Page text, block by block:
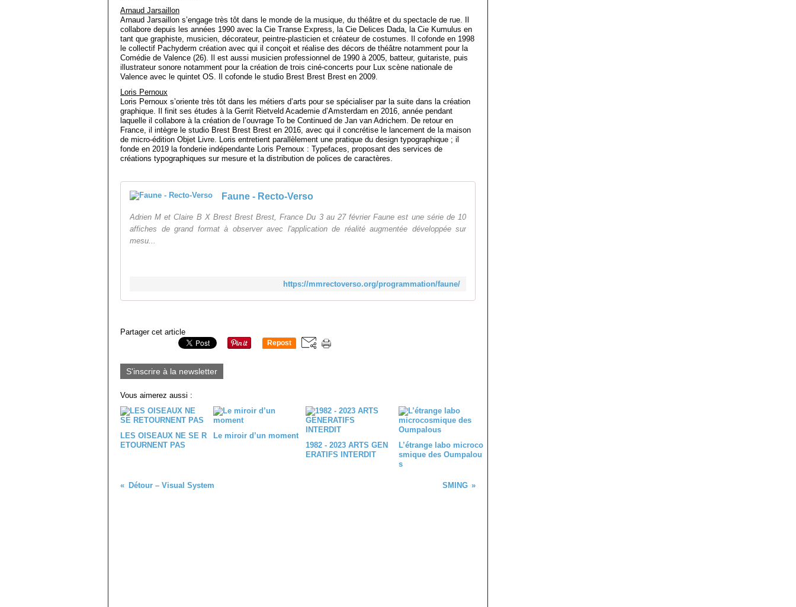
Arnaud Jarsaillon
Arnaud Jarsaillon s’engage très tôt dans le monde de la musique, du théâtre et du spectacle de rue. Il
collabore depuis les années 1990 avec la Cie Transe Express, la Cie Delices Dada, la Cie Kumulus en
tant que graphiste, musicien, décorateur, peintre-plasticien et créateur de costumes. Il cofonde en 1998
le collectif Pachyderm création avec qui il conçoit et réalise des décors de théâtre notamment pour la
Comédie de Valence (26). Il est aussi musicien professionnel de 1990 à 2005, batteur, guitariste, puis
illustrateur sonore notamment pour la création de trois ciné-concerts pour Lux scène nationale de
Valence avec le quintet OS. Il cofonde le studio Brest Brest Brest en 2009.
Loris Pernoux
Loris Pernoux s’oriente très tôt dans les métiers d’arts pour se spécialiser par la suite dans la création
graphique. Il finit ses études à la Gerrit Rietveld Academie d’Amsterdam en 2016, année pendant
laquelle il collabore à la création de l’ouvrage To be Continued de Jan van Adrichem. De retour en
France, il intègre le studio Brest Brest Brest en 2016, avec qui il concrétise le lancement de la maison
de micro-édition Objet Livre. Loris entretient parallèlement une pratique du design typographique ; il
fonde en 2019 la fonderie indépendante Loris Pernoux : Typefaces, proposant des services de
créations typographiques sur mesure et la distribution de polices de caractères.
Faune - Recto-Verso
Adrien M et Claire B X Brest Brest Brest, France Du 3 au 27 février Faune est une série de 10
affiches de grand format à observer avec l'application de réalité augmentée développée sur
mesu...
https://mmrectoverso.org/programmation/faune/
Partager cet article
Repost
S'inscrire à la newsletter
Vous aimerez aussi :
LES OISEAUX NE SE R
ETOURNENT PAS
Le miroir d’un moment
1982 - 2023 ARTS GEN
ERATIFS INTERDIT
L’étrange labo microco
smique des Oumpalou
s
Détour – Visual System SMING